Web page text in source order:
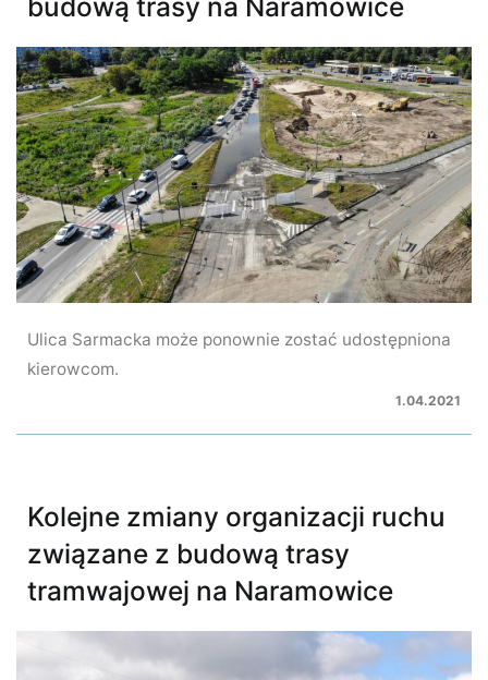
Ulica Sarmacka może ponownie zostać udostępniona
kierowcom.
1.04.2021
Kolejne zmiany organizacji ruchu
związane z budową trasy
tramwajowej na Naramowice